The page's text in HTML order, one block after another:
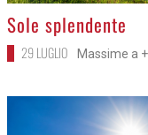
>
Sole splendente
29 LUGLIO Massime a